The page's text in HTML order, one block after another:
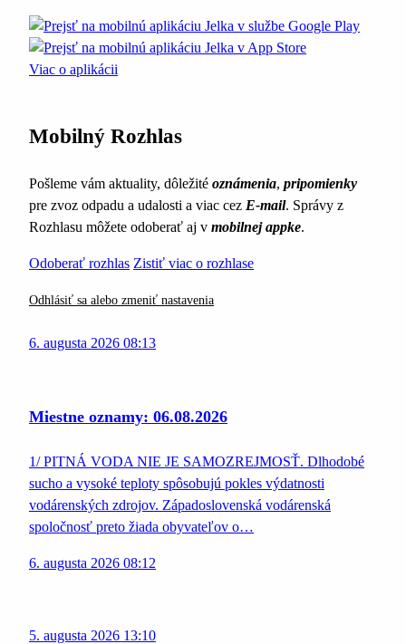
Viac o aplikácii
Mobilný Rozhlas
Pošleme vám aktuality, dôležité oznámenia, pripomienky
pre zvoz odpadu a udalosti a viac cez E-mail. Správy z
Rozhlasu môžete odoberať aj v mobilnej appke.
Odoberať rozhlas Zistiť viac o rozhlase
Odhlásiť sa alebo zmeniť nastavenia
6. augusta 2026 08:13
Miestne oznamy: 06.08.2026
1/ PITNÁ VODA NIE JE SAMOZREJMOSŤ. Dlhodobé
sucho a vysoké teploty spôsobujú pokles výdatnosti
vodárenských zdrojov. Západoslovenská vodárenská
spoločnosť preto žiada obyvateľov o…
6. augusta 2026 08:12
5. augusta 2026 13:10